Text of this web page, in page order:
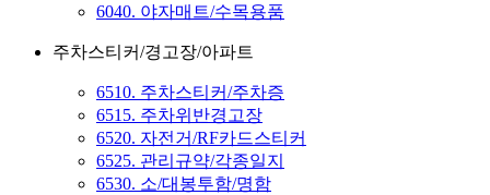
6040. 야자매트/수목용품
주차스티커/경고장/아파트
6510. 주차스티커/주차증
6515. 주차위반경고장
6520. 자전거/RF카드스티커
6525. 관리규약/각종일지
6530. 소/대봉투함/명함